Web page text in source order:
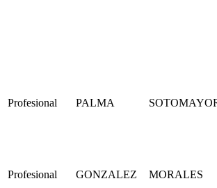
Profesional PALMA
Profesional GONZALEZ MORALES